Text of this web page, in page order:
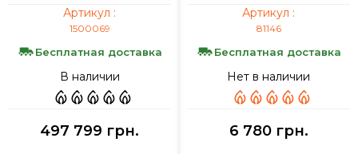
Артикул :
1500069
Бесплатная доставка
В наличии
497 799 грн.
Артикул :
81146
Бесплатная доставка
Нет в наличии
6 780 грн.